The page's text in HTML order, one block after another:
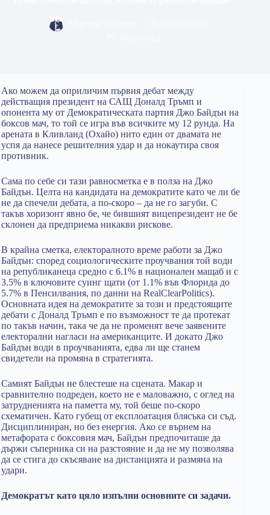
Ако можем да оприличим първия дебат между
действащия президент на САЩ Доналд Тръмп и
опонента му от Демократическата партия Джо Байдън на
боксов мач, то той се игра във всичките му 12 рунда. На
арената в Кливланд (Охайо) нито един от двамата не
успя да нанесе решителния удар и да нокаутира своя
противник.
Сама по себе си тази равносметка е в полза на Джо
Байдън. Целта на кандидата на демократите като че ли бе
не да спечели дебата, а по-скоро – да не го загуби. С
такъв хоризонт явно бе, че бившият вицепрезидент не бе
склонен да предприема никакви рискове.
В крайна сметка, електоралното време работи за Джо
Байдън: според социологическите проучвания той води
на републиканеца средно с 6.1% в национален мащаб и с
3.5% в ключовите суинг щати (от 1.1% във Флорида до
5.7% в Пенсилвания, по данни на RealClearPolitics).
Основната идея на демократите за този и предстоящите
дебати с Доналд Тръмп е по възможност те да протекат
по такъв начин, така че да не променят вече заявените
електорални нагласи на американците. И докато Джо
Байдън води в проучванията, едва ли ще станем
свидетели на промяна в стратегията.
Самият Байдън не блестеше на сцената. Макар и
сравнително подреден, което не е маловажно, с оглед на
затрудненията на паметта му, той беше по-скоро
схематичен. Като губещ от експлоатация блясъка си съд.
Дисциплиниран, но без енергия. Ако се върнем на
метафората с боксовия мач, Байдън предпочиташе да
държи съперника си на разстояние и да не му позволява
да се стига до скъсяване на дистанцията и размяна на
удари.
Демократът като цяло изпълни основните си задачи.